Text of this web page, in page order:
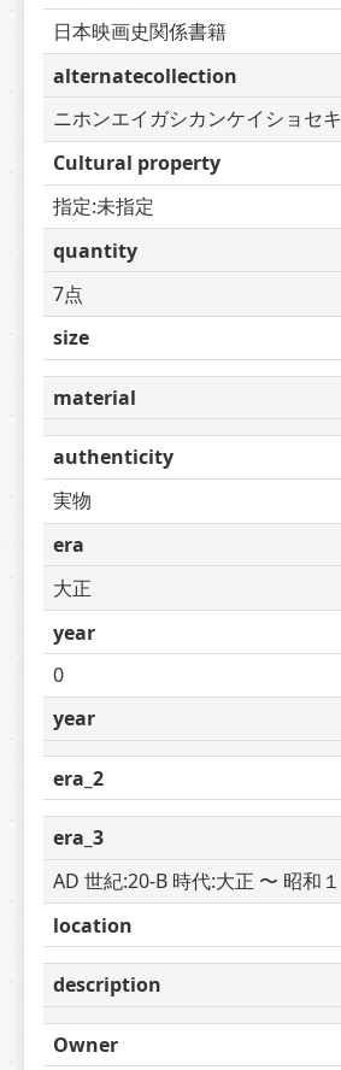
日本映画史関係書籍
alternatecollection
ニホンエイガシカンケイショセキ
Cultural property
指定:未指定
quantity
7点
size
material
authenticity
実物
era
大正
year
0
year
era_2
era_3
AD 世紀:20-B 時代:大正 〜 昭和１
location
description
Owner